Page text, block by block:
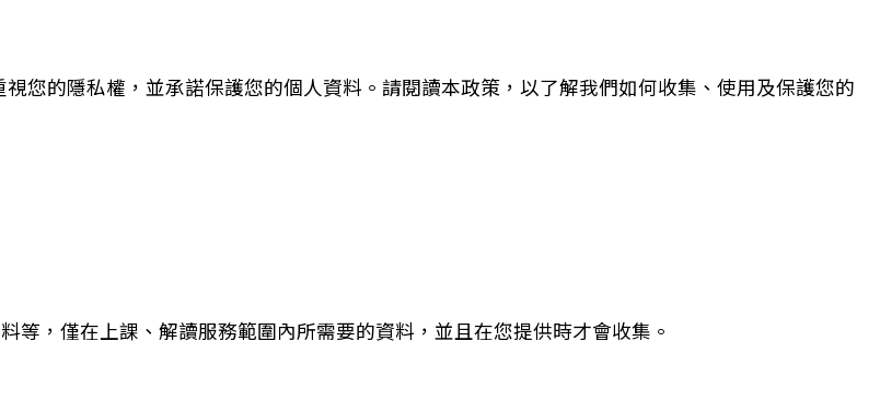
您的隱私權，並承諾保護您的個人資料。請閱讀本政策，以了解我們如何收集、使用及保護您的
等，僅在上課、解讀服務範圍內所需要的資料，並且在您提供時才會收集。